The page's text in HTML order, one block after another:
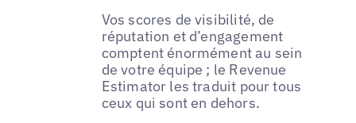
Vos scores de visibilité, de
réputation et d’engagement
comptent énormément au sein
de votre équipe ; le Revenue
Estimator les traduit pour tous
ceux qui sont en dehors.